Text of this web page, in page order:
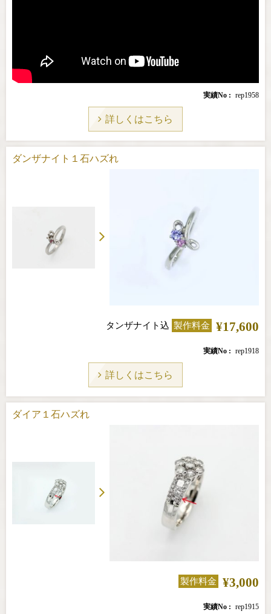
実績No rep1958
詳しくはこちら
ダンザナイト１石ハズれ
タンザナイト込 製作料金 ¥17,600
実績No rep1918
詳しくはこちら
ダイア１石ハズれ
製作料金 ¥3,000
実績No rep1915